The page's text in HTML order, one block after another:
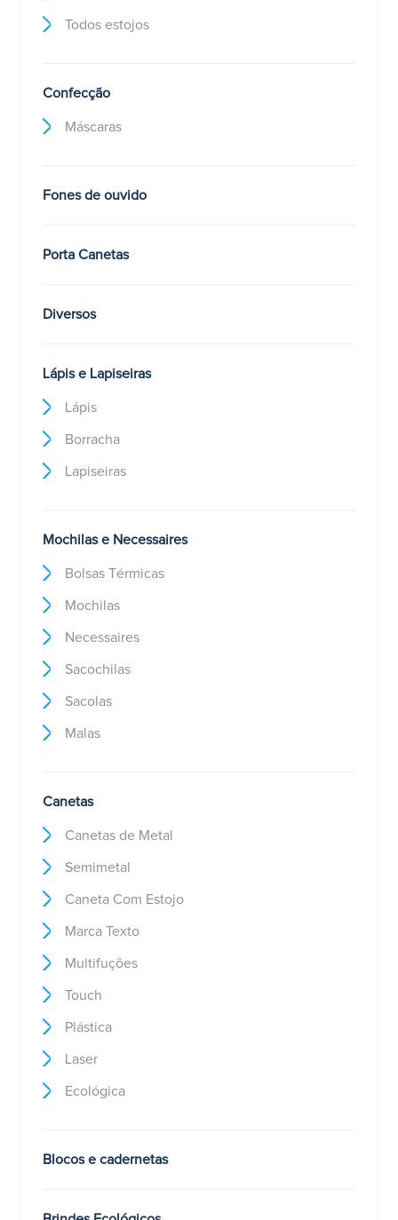
Todos estojos
Confecção
Máscaras
Fones de ouvido
Porta Canetas
Diversos
Lápis e Lapiseiras
Lápis
Borracha
Lapiseiras
Mochilas e Necessaires
Bolsas Térmicas
Mochilas
Necessaires
Sacochilas
Sacolas
Malas
Canetas
Canetas de Metal
Semimetal
Caneta Com Estojo
Marca Texto
Multifuções
Touch
Plástica
Laser
Ecológica
Blocos e cadernetas